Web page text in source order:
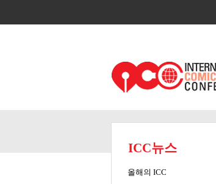
ICC뉴스
올해의 ICC